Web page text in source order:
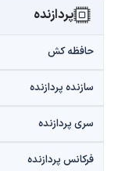
پردازنده
حافظه کش
سازنده پردازنده
سری پردازنده
فرکانس پردازنده